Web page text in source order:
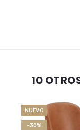
10
NUEVO
-30%